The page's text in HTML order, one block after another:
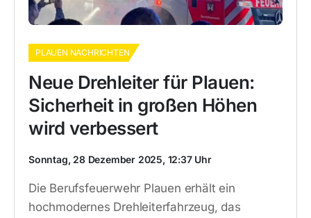
PLAUEN NACHRICHTEN
Neue Drehleiter für Plauen:
Sicherheit in großen Höhen
wird verbessert
Sonntag, 28 Dezember 2025, 12:37 Uhr
Die Berufsfeuerwehr Plauen erhält ein
hochmodernes Drehleiterfahrzeug, das